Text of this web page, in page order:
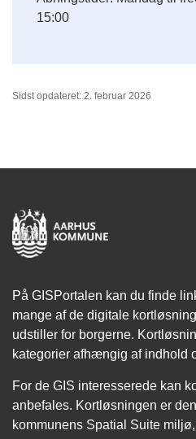
15:00
Sidst opdateret: 2. februar 2026
På GISPortalen kan du finde
mange af de digitale
udstiller for borgerne.
kategorier afhængig af indhold
For de GIS interesserede kan
anbefales. Kortløsningen er
kommunens Spatial Suite